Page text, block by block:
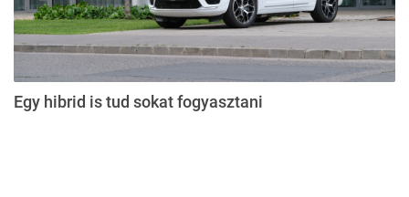
Egy hibrid is tud sokat fogyasztani